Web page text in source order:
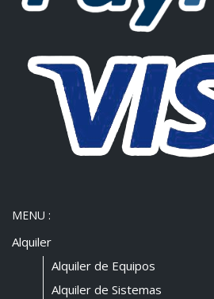
MENU :
Alquiler
Alquiler de Equipos
Alquiler de Sistemas